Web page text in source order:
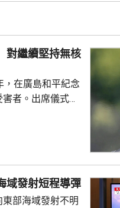
出訪的第四個...
繼續堅持無核
，在廣島和平紀念
者。出席儀式的
力的使命。 不
示日本將繼續堅
束後的記者會亦拒
域發射短程導彈
部海域發射不明